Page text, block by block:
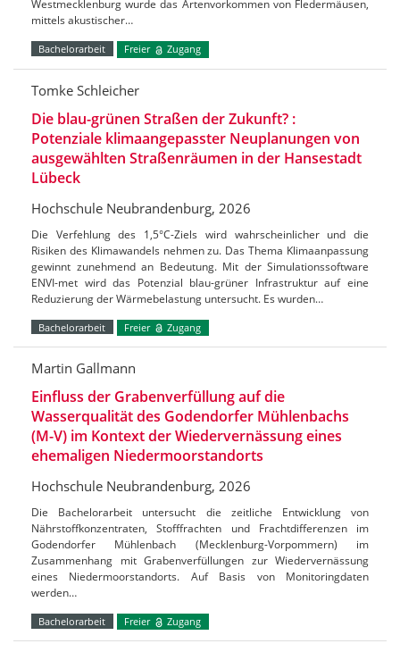
Westmecklenburg wurde das Artenvorkommen von Fledermäusen,
mittels akustischer…
Bachelorarbeit Freier Zugang
Tomke Schleicher
Die blau-grünen Straßen der Zukunft? :
Potenziale klimaangepasster Neuplanungen von
ausgewählten Straßenräumen in der Hansestadt
Lübeck
Hochschule Neubrandenburg, 2026
Die Verfehlung des 1,5°C-Ziels wird wahrscheinlicher und die
Risiken des Klimawandels nehmen zu. Das Thema Klimaanpassung
gewinnt zunehmend an Bedeutung. Mit der Simulationssoftware
ENVI-met wird das Potenzial blau-grüner Infrastruktur auf eine
Reduzierung der Wärmebelastung untersucht. Es wurden…
Bachelorarbeit Freier Zugang
Martin Gallmann
Einfluss der Grabenverfüllung auf die
Wasserqualität des Godendorfer Mühlenbachs
(M-V) im Kontext der Wiedervernässung eines
ehemaligen Niedermoorstandorts
Hochschule Neubrandenburg, 2026
Die Bachelorarbeit untersucht die zeitliche Entwicklung von
Nährstoffkonzentraten, Stofffrachten und Frachtdifferenzen im
Godendorfer Mühlenbach (Mecklenburg-Vorpommern) im
Zusammenhang mit Grabenverfüllungen zur Wiedervernässung
eines Niedermoorstandorts. Auf Basis von Monitoringdaten
werden…
Bachelorarbeit Freier Zugang